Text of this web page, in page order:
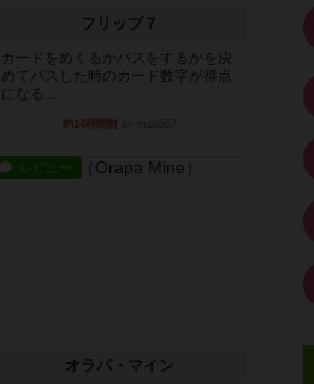
フリップ７
カードをめくるかパスをするかを決
めてパスした時のカード数字が得点
になる...
約14時間前
レビュー
オラパ・マイン